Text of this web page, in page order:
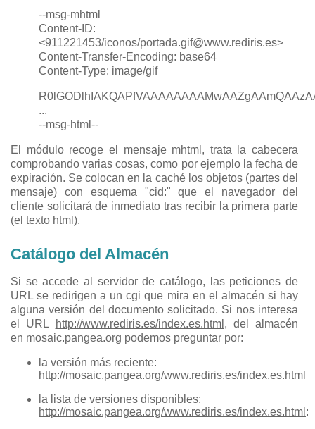
--msg-mhtml
Content-ID:
<911221453/iconos/portada.gif@www.rediris.es>
Content-Transfer-Encoding: base64
Content-Type: image/gif
...
--msg-html--
El módulo recoge el mensaje mhtml, trata la cabecera
comprobando varias cosas, como por ejemplo la fecha de
expiración. Se colocan en la caché los objetos (partes del
mensaje) con esquema "cid:" que el navegador del
cliente solicitará de inmediato tras recibir la primera parte
(el texto html).
Catálogo del Almacén
Si se accede al servidor de catálogo, las peticiones de
URL se redirigen a un cgi que mira en el almacén si hay
alguna versión del documento solicitado. Si nos interesa
el URL
http://www.rediris.es/index.es.html, del almacén
en mosaic.pangea.org podemos preguntar por:
la versión más reciente:
http://mosaic.pangea.org/www.rediris.es/index.es.html
la lista de versiones disponibles:
http://mosaic.pangea.org/www.rediris.es/index.es.html :